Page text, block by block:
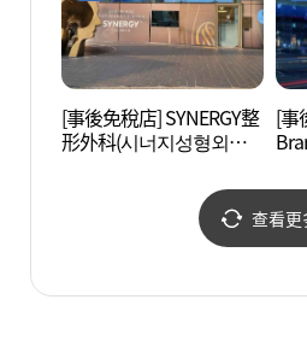
[事後免稅店] SYNERGY整
形外科(시너지성형외과
[事
查看更